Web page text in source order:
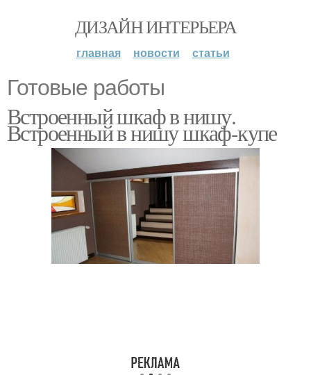
ДИЗАЙН ИНТЕРЬЕРА
главная новости статьи
Готовые работы
Встроенный шкаф в нишу.
Встроенный в нишу шкаф-купе